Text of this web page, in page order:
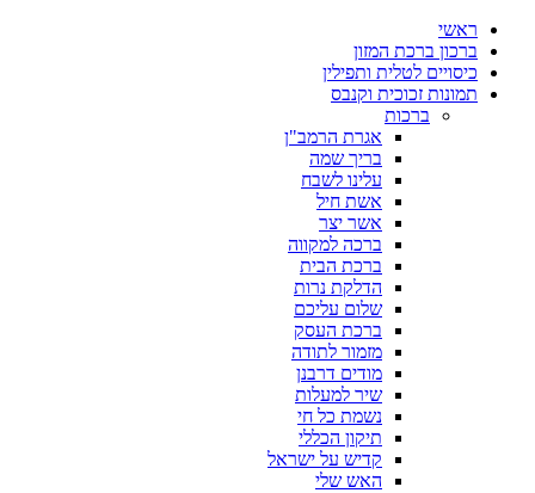
ראשי
ברכון ברכת המזון
כיסויים לטלית ותפילין
תמונות זכוכית וקנבס
ברכות
אגרת הרמב"ן
בריך שמה
עלינו לשבח
אשת חיל
אשר יצר
ברכה למקווה
ברכת הבית
הדלקת נרות
שלום עליכם
ברכת העסק
מזמור לתודה
מודים דרבנן
שיר למעלות
נשמת כל חי
תיקון הכללי
קדיש על ישראל
האש שלי